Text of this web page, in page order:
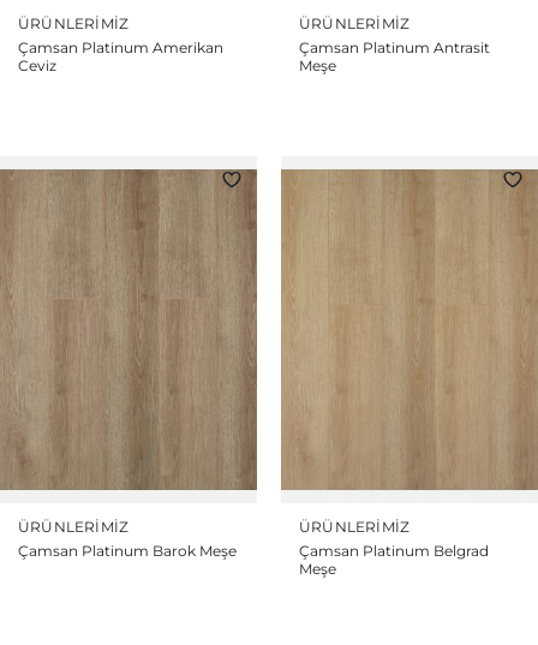
ÜRÜNLERIMIZ
Çamsan Platinum Amerikan
Ceviz
ÜRÜNLERIMIZ
Çamsan Platinum Antrasit
Meşe
ÜRÜNLERIMIZ
Çamsan Platinum Barok Meşe
ÜRÜNLERIMIZ
Çamsan Platinum Belgrad
Meşe